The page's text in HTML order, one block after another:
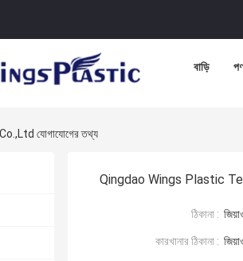
বাড়ি
যোগাযোগের তথ্য
Qingdao Wings Plastic
ঠিকানা :
কারখানার ঠিকানা :